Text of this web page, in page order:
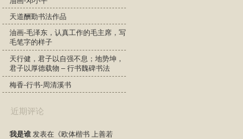
天道酬勤书法作品
油画-毛泽东，认真工作的毛主席，写
毛笔字的样子
天行健，君子以自强不息；地势坤，
君子以厚德载物 – 行书魏碑书法
梅香-行书-周清溪书
近期评论
我是谁 发表在《欧体楷书 上善若